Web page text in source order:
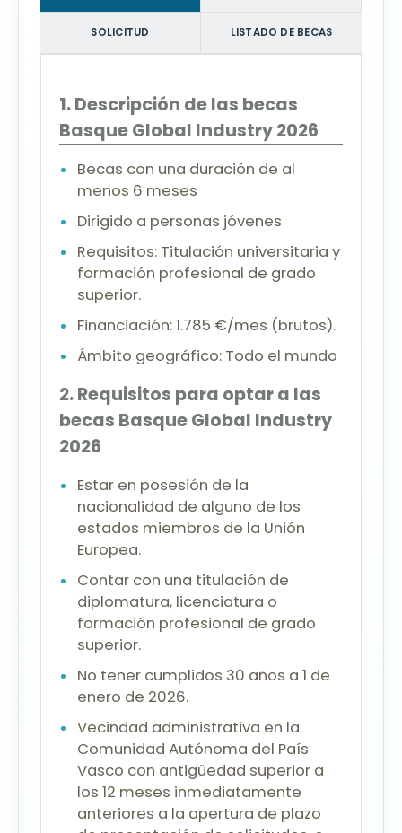
SOLICITUD LISTADO DE BECAS
1. Descripción de las becas
Basque Global Industry 2026
Becas con una duración de al
menos 6 meses
Dirigido a personas jóvenes
Requisitos: Titulación universitaria y
formación profesional de grado
superior.
Financiación: 1.785 €/mes (brutos).
Ámbito geográfico: Todo el mundo
2. Requisitos para optar a las
becas Basque Global Industry
2026
Estar en posesión de la
nacionalidad de alguno de los
estados miembros de la Unión
Europea.
Contar con una titulación de
diplomatura, licenciatura o
formación profesional de grado
superior.
No tener cumplidos 30 años a 1 de
enero de 2026.
Vecindad administrativa en la
Comunidad Autónoma del País
Vasco con antigüedad superior a
los 12 meses inmediatamente
anteriores a la apertura de plazo